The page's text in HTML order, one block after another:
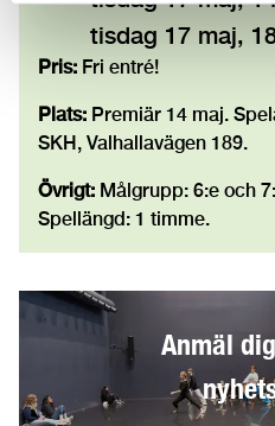
tisdag 17 maj,
Pris: Fri entré!
Plats: Premiär 14 maj.
SKH, Valhallavägen 189.
Övrigt: Målgrupp: 6:e och
Spellängd: 1 timme.
Anmäl